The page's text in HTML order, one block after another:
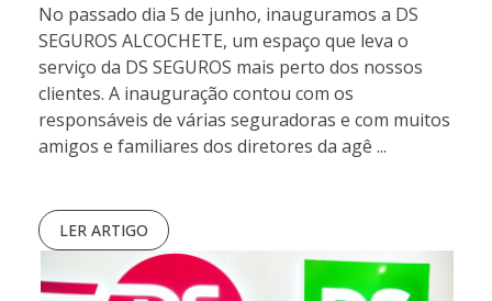
No passado dia 5 de junho, inauguramos a DS
SEGUROS ALCOCHETE, um espaço que leva o
serviço da DS SEGUROS mais perto dos nossos
clientes. A inauguração contou com os
responsáveis de várias seguradoras e com muitos
amigos e familiares dos diretores da agê ...
LER ARTIGO